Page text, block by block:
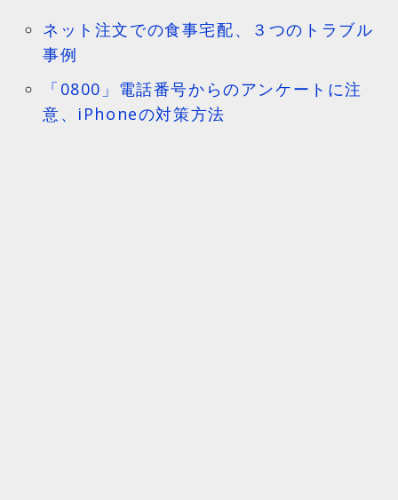
ネット注文での食事宅配、３つのトラブル
事例
「0800」電話番号からのアンケートに注
意、iPhoneの対策方法